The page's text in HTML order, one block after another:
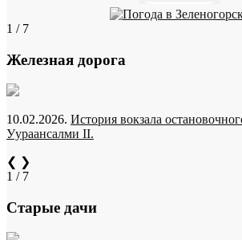
1 / 7
Железная дорога
10.02.2026. История вокзала
Уураансалми II.
❮ ❯
1 / 7
Старые дачи